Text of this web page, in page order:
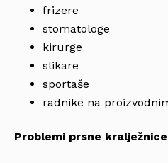
frizere
stomatologe
kirurge
slikare
sportaše
radnike na
Problemi prsne kralježnice